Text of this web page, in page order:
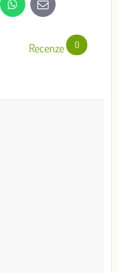
WhatsApp
E-
mail
Recenze 0